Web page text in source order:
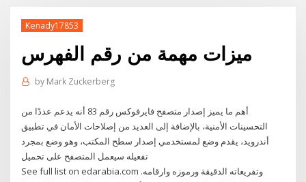
Kenady17853
ميزات مهمة من رقم الفهرس
by Mark Zuckerberg
أهم ما يميز إصدار متصفح فايرفوكس رقم 83 أنه يدعم عددًا من
التحسينات الأمنية، بالإضافة إلى العديد من إصلاحات الأمان في تطبيق
أندرويد، يقدم وضع لمستخدمي إصدار سطح المكتب، وهو وضع بمجرد
تفعيله سيعمل المتصفح على تحميل
See full list on edarabia.com وتفريعاته الدقيقة ورموزه وارقامه.